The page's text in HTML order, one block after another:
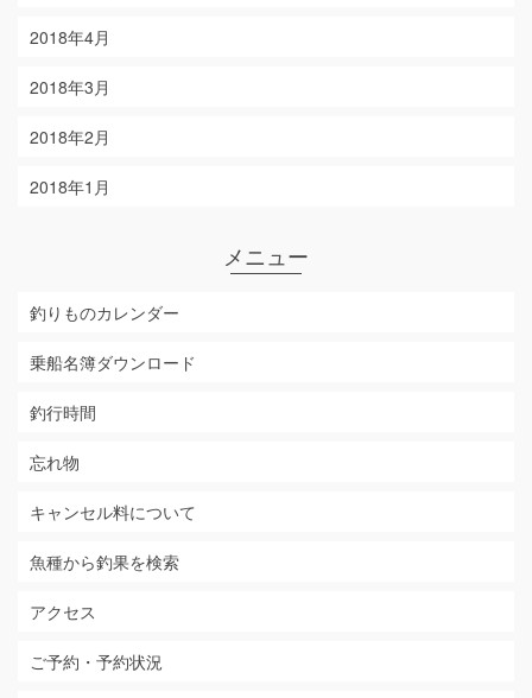
2018年4月
2018年3月
2018年2月
2018年1月
メニュー
釣りものカレンダー
乗船名簿ダウンロード
釣行時間
忘れ物
キャンセル料について
魚種から釣果を検索
アクセス
ご予約・予約状況